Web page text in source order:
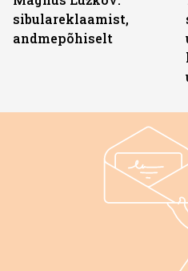
sibulareklaamist,
andmepõhiselt